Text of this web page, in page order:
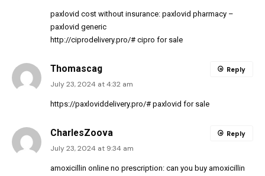
paxlovid cost without insurance: paxlovid pharmacy –
paxlovid generic
http://ciprodelivery.pro/# cipro for sale
Thomascag
July 23, 2024 at 4:32 am
https://paxloviddelivery.pro/# paxlovid for sale
Reply
CharlesZoova
July 23, 2024 at 9:34 am
amoxicillin online no prescription: can you buy amoxicillin
Reply